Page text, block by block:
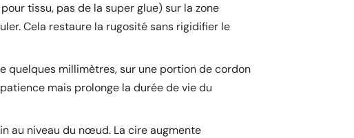
tissu, pas de la super glue) sur la zone
Cela restaure la rugosité sans rigidifier le
millimètres, sur une portion de cordon
mais prolonge la durée de vie du
au niveau du nœud. La cire augmente